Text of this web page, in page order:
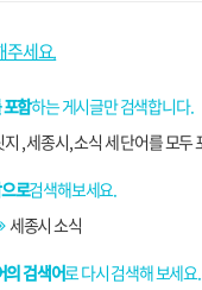
주세요.
함하는 게시글만 검색합니다.
, 세종시, 소식 세 단어를 모두
로검색해보세요.
세종시 소식
의 검색어로 다시 검색해 보세요.